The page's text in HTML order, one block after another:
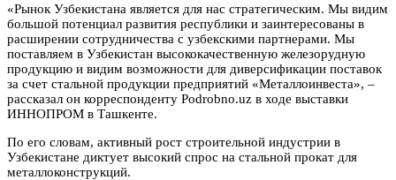
«Рынок Узбекистана является для нас стратегическим. Мы видим
большой потенциал развития республики и заинтересованы в
расширении сотрудничества с узбекскими партнерами. Мы
поставляем в Узбекистан высококачественную железорудную
продукцию и видим возможности для диверсификации поставок
за счет стальной продукции предприятий «Металлоинвеста», –
рассказал он корреспонденту Podrobno.uz в ходе выставки
ИННОПРОМ в Ташкенте.
По его словам, активный рост строительной индустрии в
Узбекистане диктует высокий спрос на стальной прокат для
металлоконструкций.